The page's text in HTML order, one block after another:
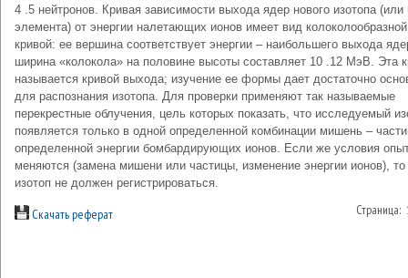
4 .5 нейтронов. Кривая зависимости выхода ядер нового изотопа (или
элемента) от энергии налетающих ионов имеет вид колоколообразной
кривой: ее вершина соответствует энергии – наибольшего выхода
ширина «колокола» на половине высоты составляет 10 .12 МэВ. Эта
называется кривой выхода; изучение ее формы дает достаточно
для распознания изотопа. Для проверки применяют так называемые
перекрестные облучения, цель которых показать, что исследуемый
появляется только в одной определенной комбинации мишень –
определенной энергии бомбардирующих ионов. Если же условия
меняются (замена мишени или частицы, изменение энергии ионов), то
изотоп не должен регистрироваться.
Скачать реферат